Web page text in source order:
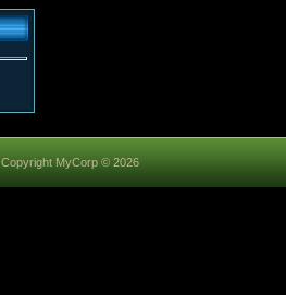
Copyright MyCorp © 2026